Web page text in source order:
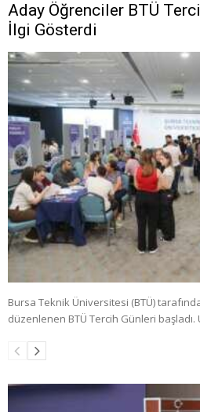
Aday Öğrenciler BTÜ
İlgi Gösterdi
Bursa Teknik Üniversitesi (BTÜ)
düzenlenen BTÜ Tercih Günleri